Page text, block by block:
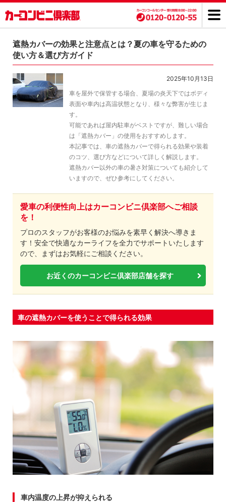
遮熱カバーの効果と注意点とは？夏の車を守るための
使い方＆選び方ガイド
2025年10月13日
車を屋外で保管する場合、夏場の炎天下ではボディ
表面や車内は高温状態となり、様々な弊害が生じま
す。
可能であれば屋内駐車がベストですが、難しい場合
は「遮熱カバー」の使用をおすすめします。
本記事では、車の遮熱カバーで得られる効果や装着
のコツ、選び方などについて詳しく解説します。
遮熱カバー以外の車の暑さ対策についても紹介して
いますので、ぜひ参考にしてください。
愛車の利便性向上はカーコンビニ倶楽部へご相談
を！
プロのスタッフがお客様のお悩みを素早く解決へ導きま
す！安全で快適なカーライフを全力でサポートいたします
ので、まずはお気軽にご相談ください。
お近くのカーコンビニ倶楽部店舗を探す
車の遮熱カバーを使うことで得られる効果
車内温度の上昇が抑えられる